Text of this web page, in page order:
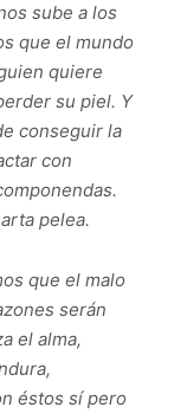
sube a los
que el mundo
quiere
su piel. Y
conseguir la
con
pelea.
que el malo
serán
el alma,
éstos sí pero